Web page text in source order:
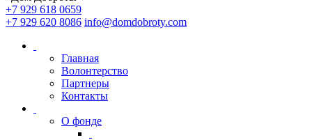
+7 929 618 0659
+7 929 620 8086 info@domdobroty.com
Главная
Волонтерство
Партнеры
Контакты
О фонде